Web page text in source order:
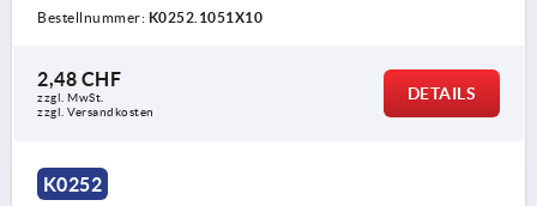
Bestellnummer: K0252.1051X10
2,48 CHF
zzgl. MwSt.
zzgl. Versandkosten
DETAILS
K0252